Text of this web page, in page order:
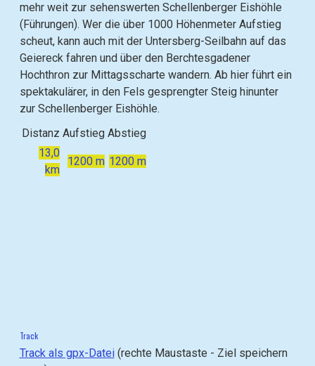
mehr weit zur sehenswerten Schellenberger Eishöhle
(Führungen). Wer die über 1000 Höhenmeter Aufstieg
scheut, kann auch mit der Untersberg-Seilbahn auf das
Geiereck fahren und über den Berchtesgadener
Hochthron zur Mittagsscharte wandern. Ab hier führt ein
spektakulärer, in den Fels gesprengter Steig hinunter
zur Schellenberger Eishöhle.
Distanz Aufstieg Abstieg
13,0
km
1200 m 1200 m
i
g
L
i
Track
Track als gpx-Datei(rechte Maustaste - Ziel speichern